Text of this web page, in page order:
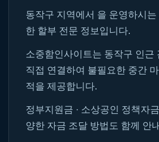
동작구 지역에서 을 운영하시는
한 할부 전문 정보입니다.
소중함인사이트는 동작구 인근
직접 연결하여 불필요한 중간
적을 제공합니다.
정부지원금 · 소상공인 정책자
양한 자금 조달 방법도 함께 안